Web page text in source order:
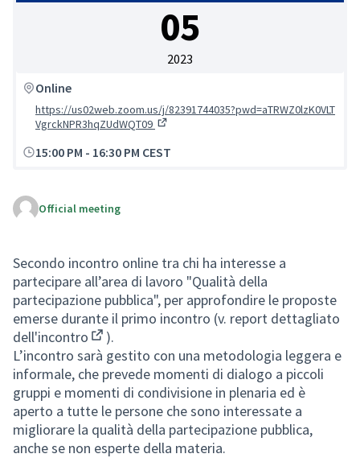
05
2023
Online
https://us02web.zoom.us/j/82391744035?pwd=aTRWZ0lzK0VLT
VgrckNPR3hqZUdWQT09
15:00 PM - 16:30 PM CEST
Official meeting
Secondo incontro online tra chi ha interesse a
partecipare all’area di lavoro "Qualità della
partecipazione pubblica", per approfondire le proposte
emerse durante il primo incontro (v. report dettagliato
dell'incontro
(Opens in new tab)
).
L’incontro sarà gestito con una metodologia leggera e
informale, che prevede momenti di dialogo a piccoli
gruppi e momenti di condivisione in plenaria ed è
aperto a tutte le persone che sono interessate a
migliorare la qualità della partecipazione pubblica,
anche se non esperte della materia.